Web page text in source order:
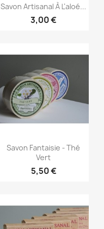
Aperçu rapide
Savon Artisanal À L'aloé...
3,00 €
Aperçu rapide
Savon Fantaisie - Thé
Vert
5,50 €